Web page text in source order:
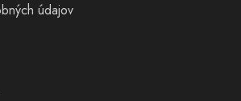
údajov